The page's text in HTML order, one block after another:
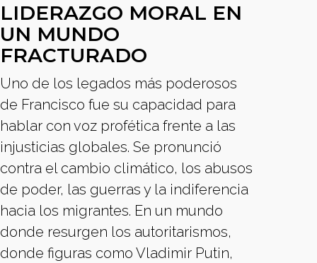
LIDERAZGO MORAL EN
UN MUNDO
FRACTURADO
Uno de los legados más poderosos
de Francisco fue su capacidad para
hablar con voz profética frente a las
injusticias globales. Se pronunció
contra el cambio climático, los abusos
de poder, las guerras y la indiferencia
hacia los migrantes. En un mundo
donde resurgen los autoritarismos,
donde figuras como Vladimir Putin,